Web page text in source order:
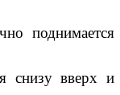
поднимается
снизу вверх и